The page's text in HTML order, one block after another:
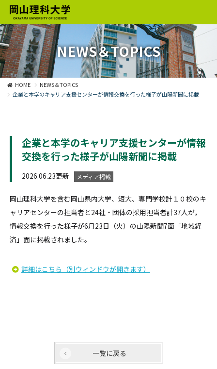
NEWS＆TOPICS
HOME
NEWS＆TOPICS
企業と本学のキャリア支援センターが情報交換を行った様子が山陽新聞に掲載
企業と本学のキャリア支援センターが情報
交換を行った様子が山陽新聞に掲載
2026.06.23更新 メディア掲載
岡山理科大学を含む岡山県内大学、短大、専門学校計１０校のキ
ャリアセンターの担当者と24社・団体の採用担当者計37人が，
情報交換を行った様子が6月23日（火）の山陽新聞7面「地域経
済」面に掲載されました。
詳細はこちら（別ウィンドウが開きます）
一覧に戻る